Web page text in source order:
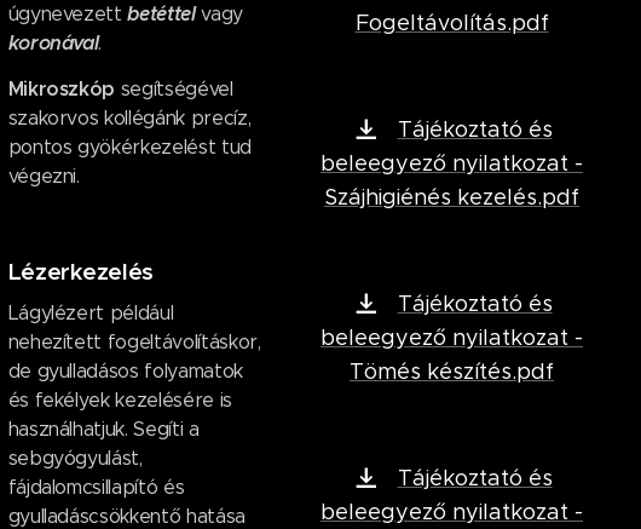
úgynevezettbetéttelvagy
koronával.
Mikroszkóp segítségével
szakorvos kollégánk precíz,
pontos gyökérkezelést tud
végezni.
Lézerkezelés
Lágylézert például
nehezített fogeltávolításkor,
de gyulladásos folyamatok
és fekélyek kezelésére is
használhatjuk. Segíti a
sebgyógyulást,
fájdalomcsillapító és
gyulladáscsökkentő hatása
Fogeltávolítás.pdf
Tájékoztató és
beleegyező nyilatkozat -
Szájhigiénés kezelés.pdf
Tájékoztató és
beleegyező nyilatkozat -
Tömés készítés.pdf
Tájékoztató és
beleegyező nyilatkozat -